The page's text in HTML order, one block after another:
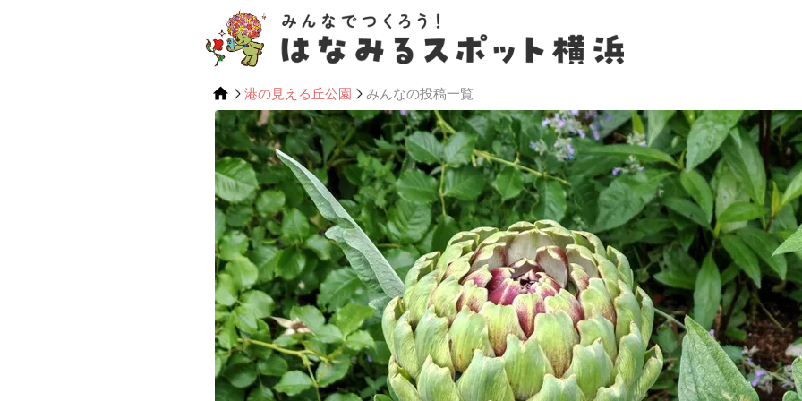
港の見える丘公園 みんなの投稿一覧